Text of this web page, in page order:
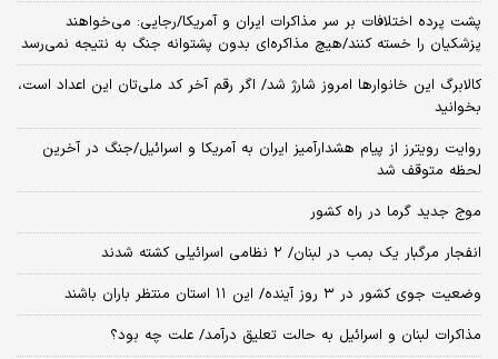
پشت پرده اختلافات بر سر مذاکرات ایران و آمریکا/رجایی: می‌خواهند
پزشکیان را خسته کنند/هیچ مذاکره‌ای بدون پشتوانه جنگ به نتیجه نمی‌رسد
کالابرگ این خانوارها امروز شارژ شد/ اگر رقم آخر کد ملی‌تان این اعداد است،
بخوانید
روایت رویترز از پیام هشدارآمیز ایران به آمریکا و اسرائیل/جنگ در آخرین
لحظه متوقف شد
موج جدید گرما در راه کشور
انفجار مرگبار یک بمب در لبنان/ ۲ نظامی اسرائیلی کشته شدند
وضعیت جوی کشور در ۳ روز آینده/ این ۱۱ استان منتظر باران باشند
مذاکرات لبنان و اسرائیل به حالت تعلیق درآمد/ علت چه بود؟